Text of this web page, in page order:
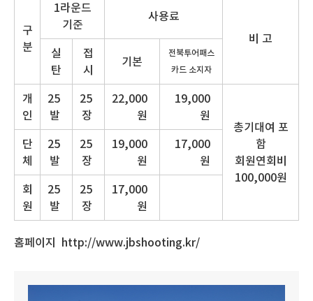
구
분
1라운드
기준
사용료
비 고
실
탄
접
시
기본
전북투어패스
카드 소지자
개
인
25
발
25
장
22,000
원
19,000
원
총기대여 포
함
회원연회비
100,000원
단
체
25
발
25
장
19,000
원
17,000
원
회
원
25
발
25
장
17,000
원
홈페이지 http://www.jbshooting.kr/